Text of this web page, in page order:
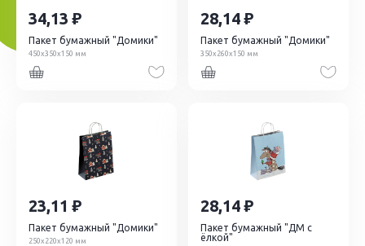
34,13
Пакет бумажный "Домики"
450х350х150 мм
28,14
Пакет бумажный "Домики"
350х260х150 мм
23,11
Пакет бумажный "Домики"
250х220х120 мм
28,14
Пакет бумажный "ДМ с
ёлкой"